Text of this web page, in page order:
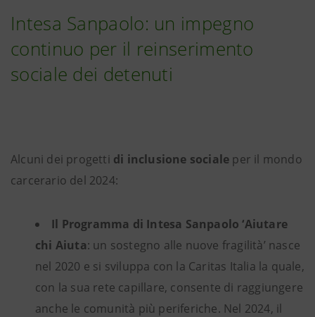
Intesa Sanpaolo: un impegno
continuo per il reinserimento
sociale dei detenuti
Alcuni dei progetti di inclusione sociale per il mondo
carcerario del 2024:
Il Programma di Intesa Sanpaolo ‘Aiutare
chi Aiuta: un sostegno alle nuove fragilità’ nasce
nel 2020 e si sviluppa con la Caritas Italia la quale,
con la sua rete capillare, consente di raggiungere
anche le comunità più periferiche. Nel 2024, il